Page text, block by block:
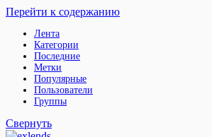
Перейти к содержанию
Лента
Категории
Последние
Метки
Популярные
Пользователи
Группы
Свернуть